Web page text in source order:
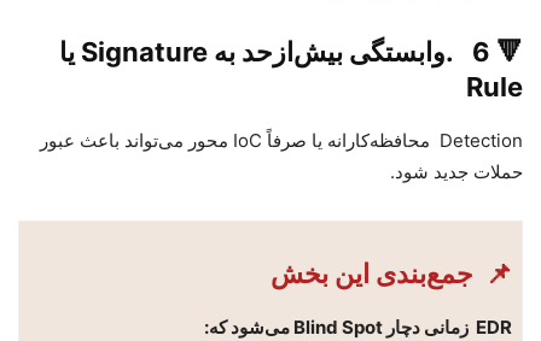
🔻
6
.وابستگی بیش‌ازحد به Signature یا
Rule
Detection محافظه‌کارانه یا صرفاًIoC محور می‌تواند باعث عبور
حملات جدید شود.
📌 جمع‌بندی این بخش
EDR زمانی دچار Blind Spot می‌شود که: